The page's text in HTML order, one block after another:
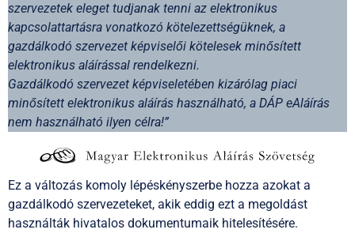
szervezetek eleget tudjanak tenni az elektronikus
kapcsolattartásra vonatkozó kötelezettségüknek, a
gazdálkodó szervezet képviselői kötelesek minősített
elektronikus aláírással rendelkezni.
Gazdálkodó szervezet képviseletében kizárólag piaci
minősített elektronikus aláírás használható, a DÁP eAláírás
nem használható ilyen célra!”
Ez a változás komoly lépéskényszerbe hozza azokat a
gazdálkodó szervezeteket, akik eddig ezt a megoldást
használták hivatalos dokumentumaik hitelesítésére.